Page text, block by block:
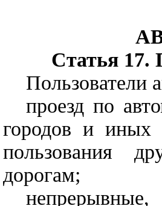
Статья 17.
Пользователи
проезд по
городов и иных
пользования
дорогам;
непрерывные,